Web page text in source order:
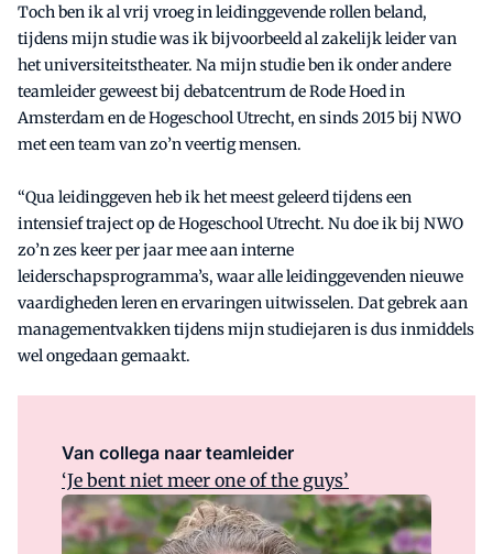
Toch ben ik al vrij vroeg in leidinggevende rollen beland,
tijdens mijn studie was ik bijvoorbeeld al zakelijk leider van
het universiteitstheater. Na mijn studie ben ik onder andere
teamleider geweest bij debatcentrum de Rode Hoed in
Amsterdam en de Hogeschool Utrecht, en sinds 2015 bij NWO
met een team van zo’n veertig mensen.
“Qua leidinggeven heb ik het meest geleerd tijdens een
intensief traject op de Hogeschool Utrecht. Nu doe ik bij NWO
zo’n zes keer per jaar mee aan interne
leiderschapsprogramma’s, waar alle leidinggevenden nieuwe
vaardigheden leren en ervaringen uitwisselen. Dat gebrek aan
managementvakken tijdens mijn studiejaren is dus inmiddels
wel ongedaan gemaakt.
Van collega naar teamleider
‘Je bent niet meer one of the guys’